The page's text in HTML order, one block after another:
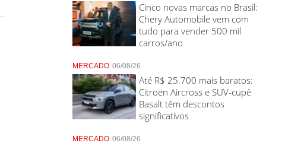
Cinco novas marcas no Brasil:
Chery Automobile vem com
tudo para vender 500 mil
carros/ano
MERCADO 06/08/26
Até R$ 25.700 mais baratos:
Citroën Aircross e SUV-cupê
Basalt têm descontos
significativos
MERCADO 06/08/26